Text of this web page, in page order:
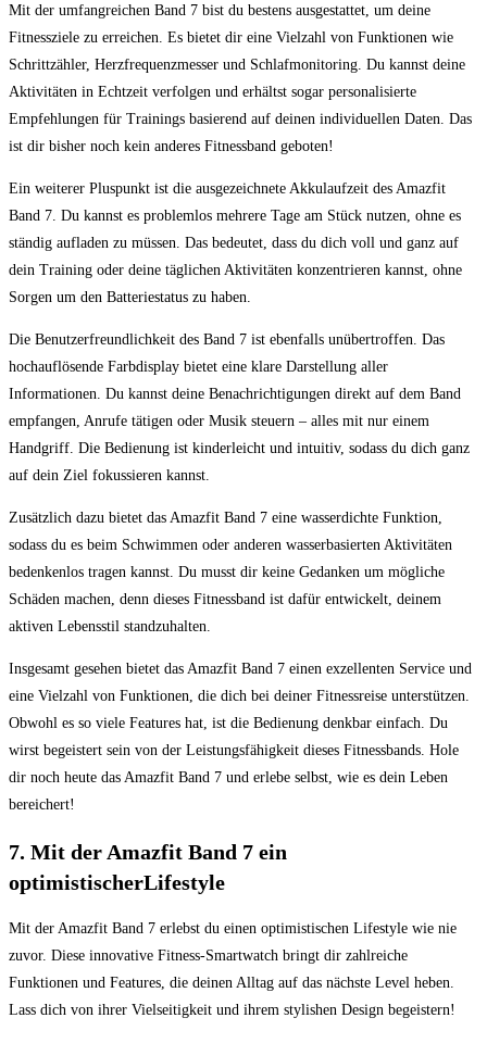
Mit der umfangreichen Band 7 bist du bestens ausgestattet, um deine
Fitnessziele zu erreichen. Es bietet dir eine Vielzahl von Funktionen wie
Schrittzähler, Herzfrequenzmesser und Schlafmonitoring. Du kannst deine
Aktivitäten in Echtzeit verfolgen und erhältst sogar personalisierte
Empfehlungen für Trainings basierend auf deinen individuellen Daten. Das
ist dir bisher noch kein anderes Fitnessband geboten!
Ein weiterer Pluspunkt ist die ausgezeichnete Akkulaufzeit des Amazfit
Band 7. Du kannst es problemlos mehrere Tage am Stück nutzen, ohne es
ständig aufladen zu müssen. Das bedeutet, dass du dich voll und ganz auf
dein Training oder deine täglichen Aktivitäten konzentrieren kannst, ohne
Sorgen um den Batteriestatus zu haben.
Die Benutzerfreundlichkeit des Band 7 ist ebenfalls unübertroffen. Das
hochauflösende Farbdisplay bietet eine klare Darstellung aller
Informationen. Du kannst deine Benachrichtigungen direkt auf dem Band
empfangen, Anrufe tätigen oder Musik steuern – alles mit nur einem
Handgriff. Die Bedienung ist kinderleicht und intuitiv, sodass du dich ganz
auf dein Ziel fokussieren kannst.
Zusätzlich dazu bietet das Amazfit Band 7 eine wasserdichte Funktion,
sodass du es beim Schwimmen oder anderen wasserbasierten Aktivitäten
bedenkenlos tragen kannst. Du musst dir keine Gedanken um mögliche
Schäden machen, denn dieses Fitnessband ist dafür entwickelt, deinem
aktiven Lebensstil standzuhalten.
Insgesamt gesehen bietet das Amazfit Band 7 einen exzellenten Service und
eine Vielzahl von Funktionen, die dich bei deiner Fitnessreise unterstützen.
Obwohl es so viele Features hat, ist die Bedienung denkbar einfach. Du
wirst begeistert sein von der Leistungsfähigkeit dieses Fitnessbands. Hole
dir noch heute das Amazfit Band 7 und erlebe selbst, wie es dein Leben
bereichert!
7. Mit der Amazfit Band 7 ein
optimistischerLifestyle
Mit der Amazfit Band 7 erlebst du einen optimistischen Lifestyle wie nie
zuvor. Diese innovative Fitness-Smartwatch bringt dir zahlreiche
Funktionen und Features, die deinen Alltag auf das nächste Level heben.
Lass dich von ihrer Vielseitigkeit und ihrem stylishen Design begeistern!